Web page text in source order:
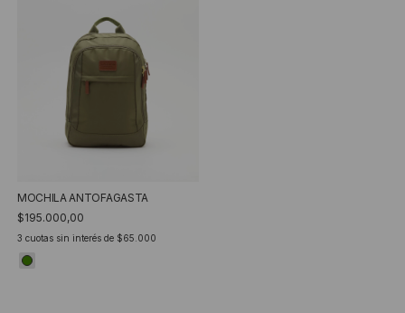
MOCHILA ANTOFAGASTA
$195.000,00
3 cuotas sin interés de $65.000